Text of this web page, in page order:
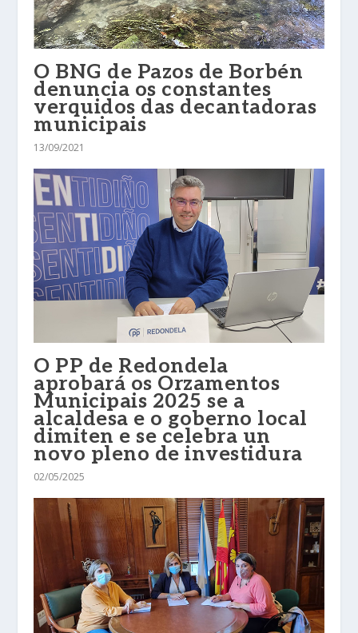
O BNG de Pazos de Borbén
denuncia os constantes
verquidos das decantadoras
municipais
13/09/2021
O PP de Redondela
aprobará os Orzamentos
Municipais 2025 se a
alcaldesa e o goberno local
dimiten e se celebra un
novo pleno de investidura
02/05/2025